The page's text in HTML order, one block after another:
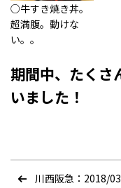
○牛すき焼き丼。
超満腹。動けな
い。。
期間中、たくさ
いました！
川西阪急：2018/